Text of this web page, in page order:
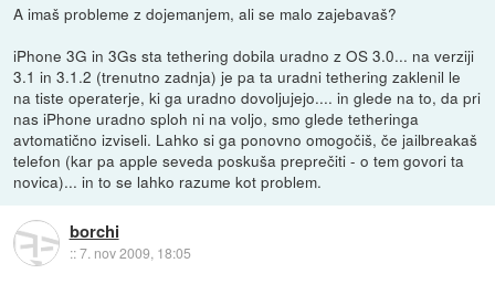
A imaš probleme z dojemanjem, ali se malo zajebavaš?
iPhone 3G in 3Gs sta tethering dobila uradno z OS 3.0... na verziji
3.1 in 3.1.2 (trenutno zadnja) je pa ta uradni tethering zaklenil le
na tiste operaterje, ki ga uradno dovoljujejo.... in glede na to, da pri
nas iPhone uradno sploh ni na voljo, smo glede tetheringa
avtomatično izviseli. Lahko si ga ponovno omogočiš, če jailbreakaš
telefon (kar pa apple seveda poskuša preprečiti - o tem govori ta
novica)... in to se lahko razume kot problem.
borchi
::7. nov 2009, 18:05